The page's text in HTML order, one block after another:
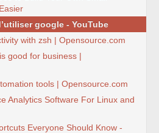
google - YouTube
with zsh | Opensource.com
good for business |
tools | Opensource.com
Analytics Software For Linux and
Everyone Should Know -